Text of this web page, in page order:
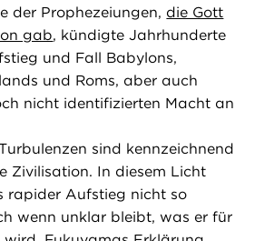
der Prophezeiungen, die Gott
gab, kündigte Jahrhunderte
und Fall Babylons,
und Roms, aber auch
nicht identifizierten Macht an
sind kennzeichnend
Zivilisation. In diesem Licht
rapider Aufstieg nicht so
wenn unklar bleibt, was er für